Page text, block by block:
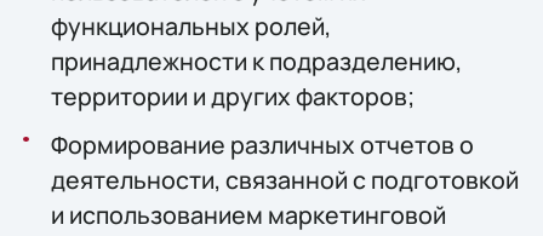
функциональных ролей,
принадлежности к подразделению,
территории и других факторов;
Формирование различных отчетов о
деятельности, связанной с подготовкой
и использованием маркетинговой